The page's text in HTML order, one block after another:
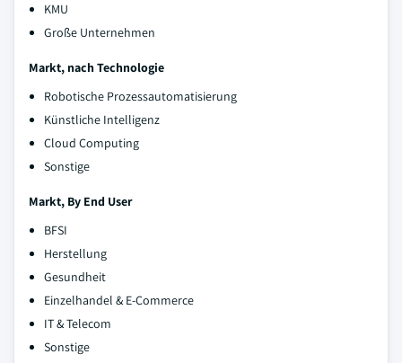
KMU
Große Unternehmen
Markt, nach Technologie
Robotische Prozessautomatisierung
Künstliche Intelligenz
Cloud Computing
Sonstige
Markt, By End User
BFSI
Herstellung
Gesundheit
Einzelhandel & E-Commerce
IT & Telecom
Sonstige